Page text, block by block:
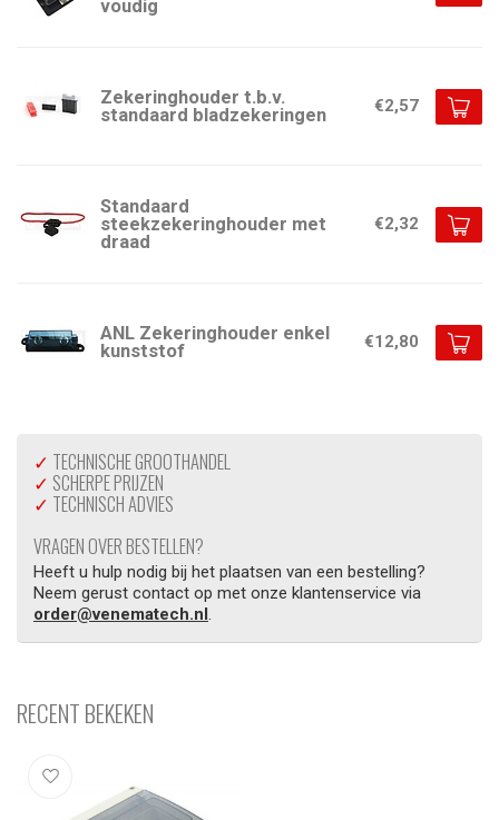
voudig
Zekeringhouder t.b.v.
standaard bladzekeringen
€2,57
Standaard
steekzekeringhouder met
draad
€2,32
ANL Zekeringhouder enkel
kunststof
€12,80
✓ TECHNISCHE GROOTHANDEL
✓ SCHERPE PRIJZEN
✓ TECHNISCH ADVIES
VRAGEN OVER BESTELLEN?
Heeft u hulp nodig bij het plaatsen van een bestelling?
Neem gerust contact op met onze klantenservice via
order@venematech.nl.
RECENT BEKEKEN